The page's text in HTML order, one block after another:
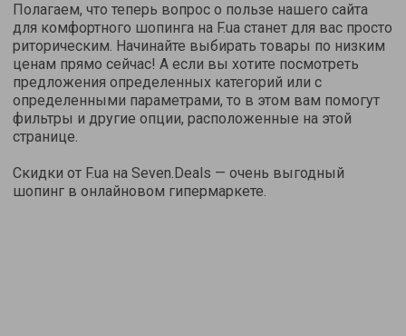
Полагаем, что теперь вопрос о пользе нашего сайта
для комфортного шопинга на F.ua станет для вас просто
риторическим. Начинайте выбирать товары по низким
ценам прямо сейчас! А если вы хотите посмотреть
предложения определенных категорий или с
определенными параметрами, то в этом вам помогут
фильтры и другие опции, расположенные на этой
странице.
Скидки от F.ua на Seven.Deals — очень выгодный
шопинг в онлайновом гипермаркете.